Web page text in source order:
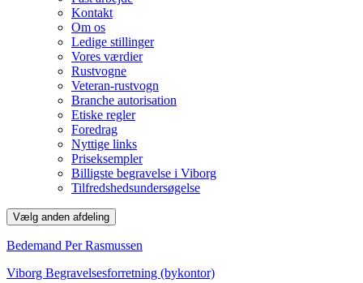
Kontakt
Om os
Ledige stillinger
Vores værdier
Rustvogne
Veteran-rustvogn
Branche autorisation
Etiske regler
Foredrag
Nyttige links
Priseksempler
Billigste begravelse i Viborg
Tilfredshedsundersøgelse
Vælg anden afdeling
Bedemand Per Rasmussen
Viborg Begravelsesforretning (bykontor)